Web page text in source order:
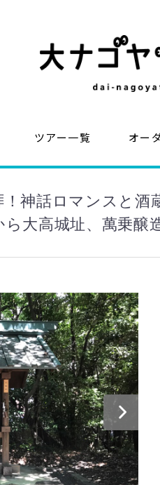
ツアー一覧 オー
神話ロマンスと酒
大高城址、萬乗醸